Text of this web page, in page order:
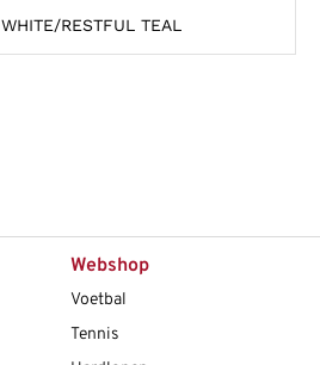
WHITE/RESTFUL TEAL
Webshop
Voetbal
Tennis